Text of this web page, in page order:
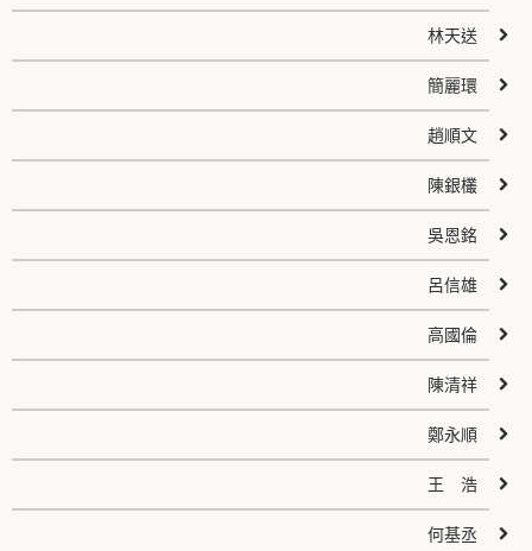
林天送
簡麗環
趙順文
陳銀欉
吳恩銘
呂信雄
高國倫
陳清祥
鄭永順
王 浩
何基丞